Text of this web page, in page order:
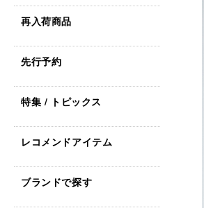
再入荷商品
先行予約
特集 / トピックス
レコメンドアイテム
ブランドで探す